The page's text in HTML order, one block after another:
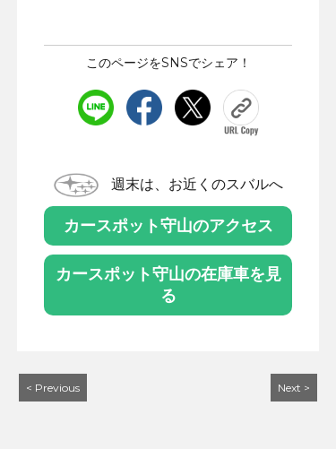
このページをSNSでシェア！
週末は、お近くのスバルへ
カースポット守山のアクセス
カースポット守山の在庫車を見
る
< Previous Next >